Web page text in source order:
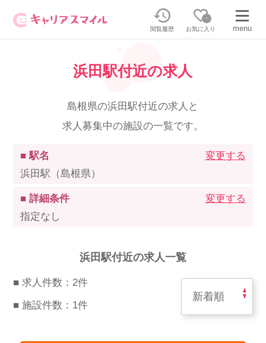
閲覧履歴
0
お気に入り menu
無料相談・お問い合わせはこちら
無料転職相談・お問い合わせの内容を
正社員／パートで働く
派遣で働く
その他のお問い合わせ
正社員・パートの求人を探す
浜田駅付近の求人
島根県の浜田駅付近の求人と
求人募集中の施設の一覧です。
■ 駅名
浜田駅（島根県）
変更する
■ 詳細条件
指定なし
変更する
浜田駅付近の求人一覧
■ 求人件数：2件
■ 施設件数：1件